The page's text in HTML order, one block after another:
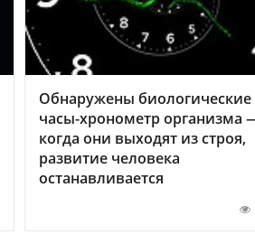
Обнаружены биологические
часы-хронометр организма
когда они выходят из строя,
развитие человека
останавливается